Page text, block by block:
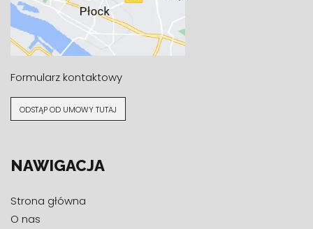
Formularz kontaktowy
ODSTĄP OD UMOWY TUTAJ
NAWIGACJA
Strona główna
O nas